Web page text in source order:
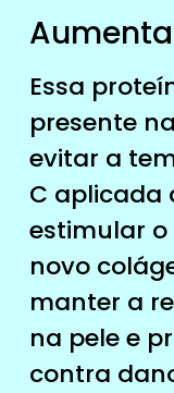
Essa
presente
evitar a
C aplicada
estimular
novo
manter a
na pele e
contra